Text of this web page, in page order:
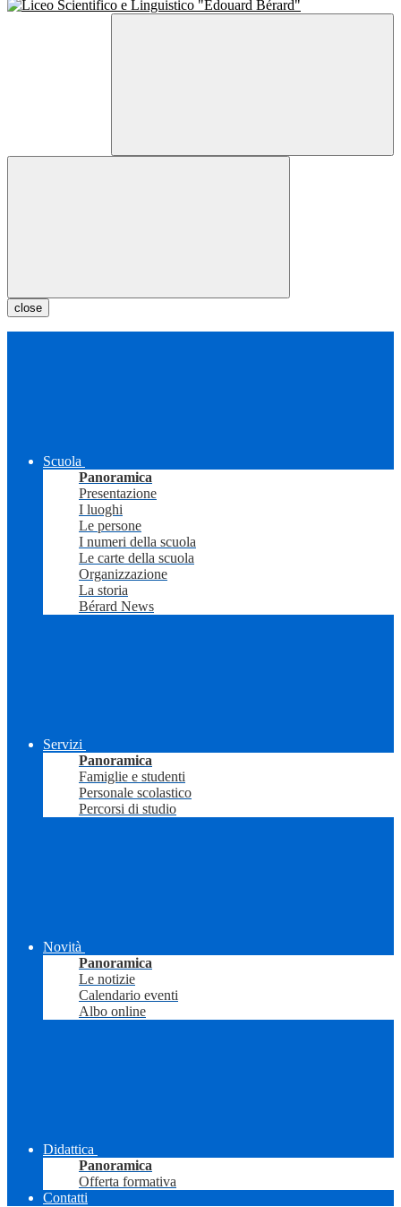
close
Scuola
Panoramica
Presentazione
I luoghi
Le persone
I numeri della scuola
Le carte della scuola
Organizzazione
La storia
Bérard News
Servizi
Panoramica
Famiglie e studenti
Personale scolastico
Percorsi di studio
Novità
Panoramica
Le notizie
Calendario eventi
Albo online
Didattica
Panoramica
Offerta formativa
Contatti